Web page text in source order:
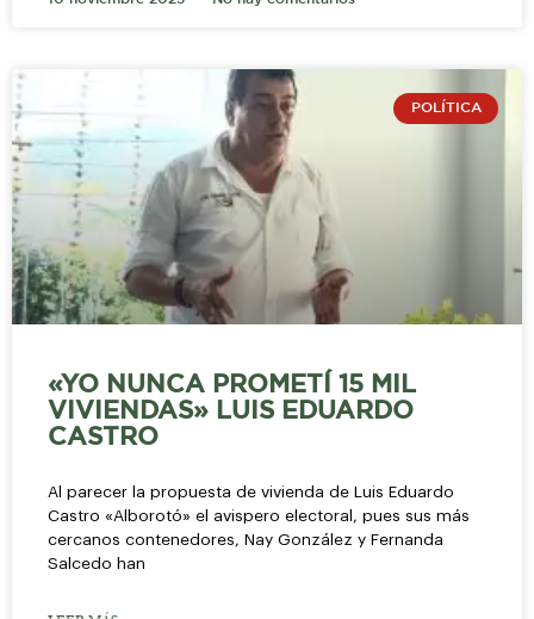
POLÍTICA
«YO NUNCA PROMETÍ 15 MIL
VIVIENDAS» LUIS EDUARDO
CASTRO
Al parecer la propuesta de vivienda de Luis Eduardo
Castro «Alborotó» el avispero electoral, pues sus más
cercanos contenedores, Nay González y Fernanda
Salcedo han